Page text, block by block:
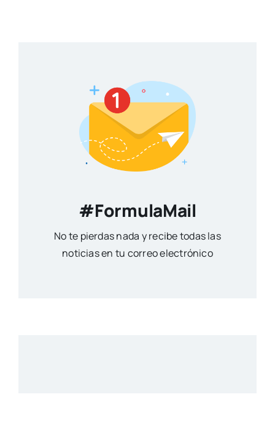
#FormulaMail
No te pierdas nada y recibe todas las
noticias en tu correo electrónico